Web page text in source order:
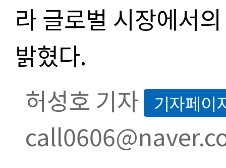
라 글로벌 시장에서
밝혔다.
허성호 기자 기자페이